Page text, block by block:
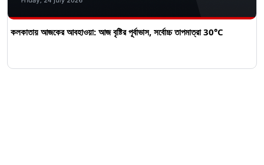
কলকাতায় আজকের আবহাওয়া: আজ বৃষ্টির পূর্বাভাস, সর্বোচ্চ তাপমাত্রা 30°C